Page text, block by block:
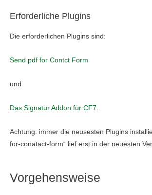
Erforderliche Plugins
Die erforderlichen Plugins sind:
Send pdf for Contct Form
und
Das Signatur Addon für CF7.
Achtung: immer die neusesten Plugins
for-conatact-form“ lief erst in der neuesten
Vorgehensweise